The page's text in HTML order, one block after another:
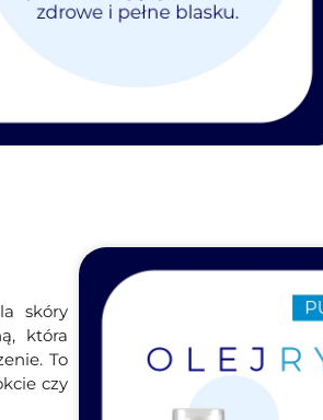
skóry
która
To
czy